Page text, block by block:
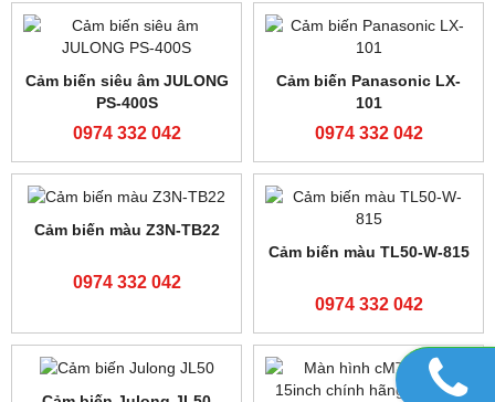
Cảm biến Banner
Bộ lập trình FATEK FBS-
Màn hình Weinview
0974 332 042
DANH SÁCH SẢN PHẨM